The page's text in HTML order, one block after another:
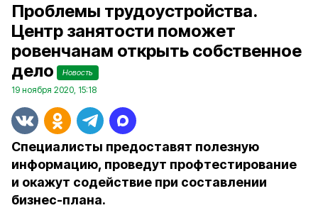
Проблемы трудоустройства.
Центр занятости поможет
ровенчанам открыть собственное
дело
Новость
19 ноября 2020, 15:18
Специалисты предоставят полезную
информацию, проведут профтестирование
и окажут содействие при составлении
бизнес-плана.